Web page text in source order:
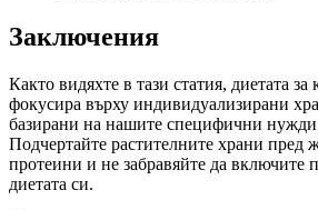
Заключения
Както видяхте в тази статия, диетата
фокусира върху индивидуализирани
базирани на нашите специфични нужди
Подчертайте растителните храни пред
протеини и не забравяйте да включите
диетата си.